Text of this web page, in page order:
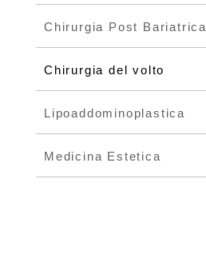
Chirurgia Post Bariatrica
Chirurgia del volto
Lipoaddominoplastica
Medicina Estetica